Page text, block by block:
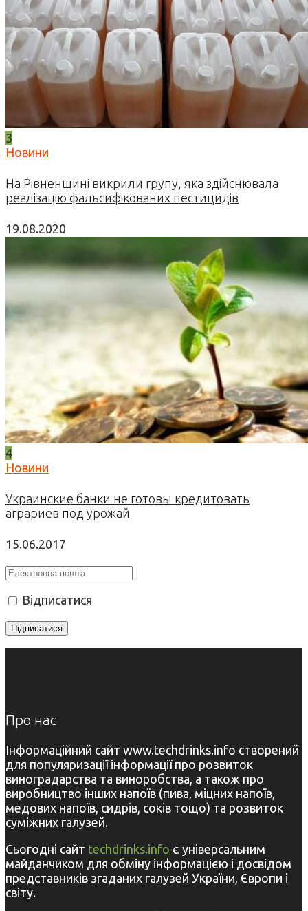
3
Новини
На Рівненщині викрили групу, яка здійснювала
реалізацію фальсифікованих пестицидів
19.08.2020
4
Новини
Украинские банки не готовы кредитовать
аграриев под урожай
15.06.2017
Відписатися
Про нас
Інформаційний сайт www.techdrinks.info створений
для популяризації інформації про розвиток
виноградарства та виноробства, а також про
виробництво інших напоїв (пива, міцних напоїв,
медових напоїв, сидрів, соків тощо) та розвиток
суміжних галузей.
Сьогодні сайт techdrinks.info є універсальним
майданчиком для обміну інформацією і досвідом
представників згаданих галузей України, Європи і
світу.